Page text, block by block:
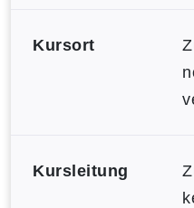
Kursort
Kursleitung